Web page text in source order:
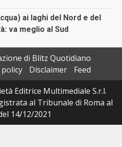
ai laghi del Nord e del
va meglio al Sud
di Blitz Quotidiano
Disclaimer
Feed
Editrice Multimediale S.r.l.
al Tribunale di Roma al
14/12/2021